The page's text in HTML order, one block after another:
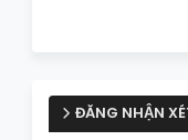
ĐĂNG NHẬN